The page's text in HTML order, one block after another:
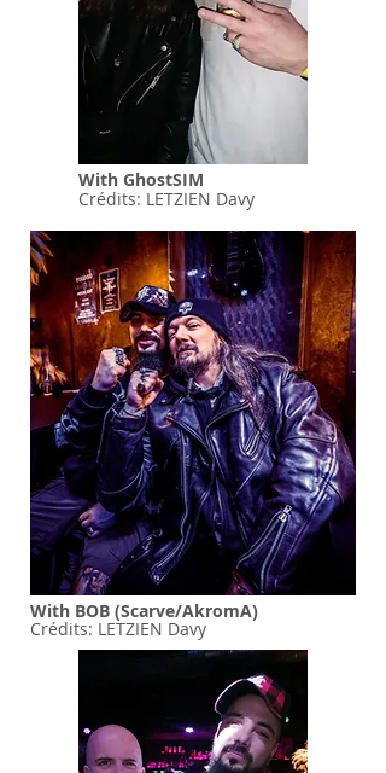
With GhostSIM
Crédits: LETZIEN Davy
With BOB (Scarve/AkromA)
Crédits: LETZIEN Davy